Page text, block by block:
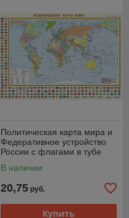
Политическая карта мира и
Федеративное устройство
России с флагами в тубе
В наличии
20,75 руб.
Купить